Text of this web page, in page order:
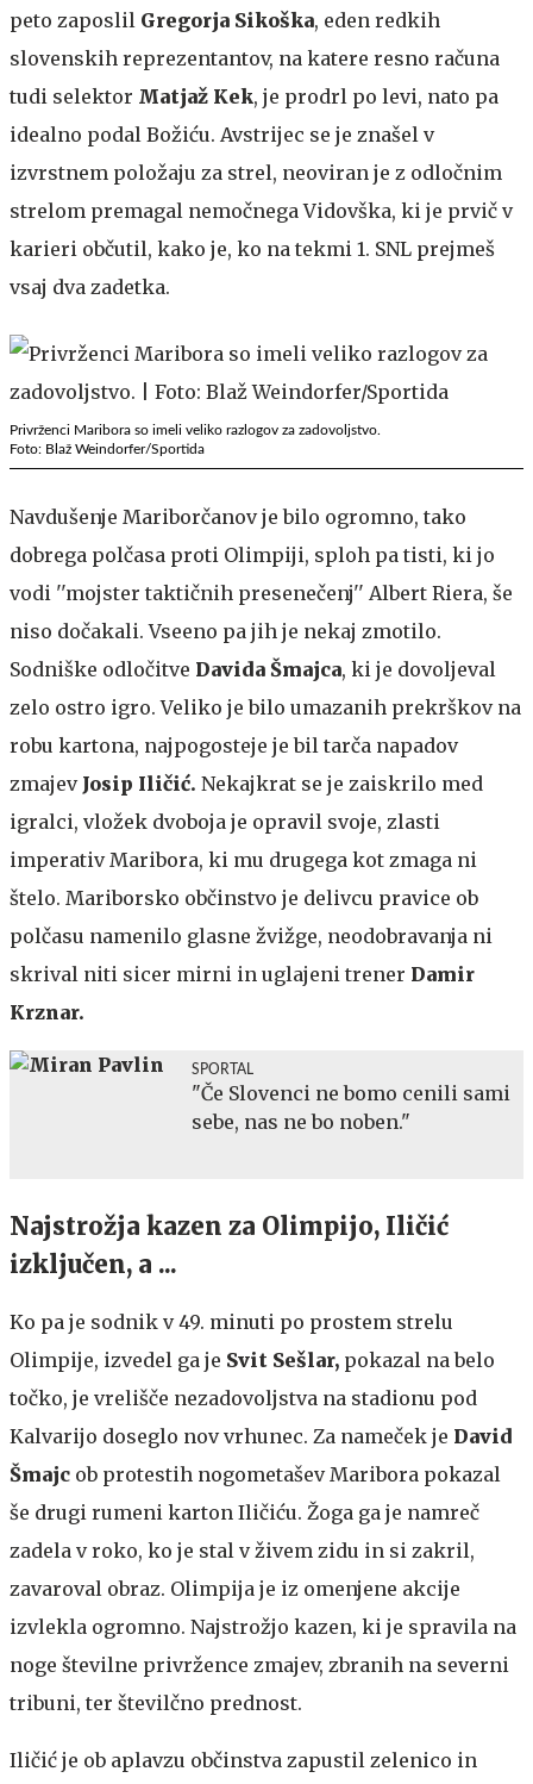
peto zaposlil Gregorja Sikoška, eden redkih
slovenskih reprezentantov, na katere resno računa
tudi selektor Matjaž Kek, je prodrl po levi, nato pa
idealno podal Božiću. Avstrijec se je znašel v
izvrstnem položaju za strel, neoviran je z odločnim
strelom premagal nemočnega Vidovška, ki je prvič v
karieri občutil, kako je, ko na tekmi 1. SNL prejmeš
vsaj dva zadetka.
Privrženci Maribora so imeli veliko razlogov za zadovoljstvo.
Foto: Blaž Weindorfer/Sportida
Navdušenje Mariborčanov je bilo ogromno, tako
dobrega polčasa proti Olimpiji, sploh pa tisti, ki jo
vodi ''mojster taktičnih presenečenj'' Albert Riera, še
niso dočakali. Vseeno pa jih je nekaj zmotilo.
Sodniške odločitve Davida Šmajca, ki je dovoljeval
zelo ostro igro. Veliko je bilo umazanih prekrškov na
robu kartona, najpogosteje je bil tarča napadov
zmajev Josip Iličić. Nekajkrat se je zaiskrilo med
igralci, vložek dvoboja je opravil svoje, zlasti
imperativ Maribora, ki mu drugega kot zmaga ni
štelo. Mariborsko občinstvo je delivcu pravice ob
polčasu namenilo glasne žvižge, neodobravanja ni
skrival niti sicer mirni in uglajeni trener Damir
Krznar.
SPORTAL
"Če Slovenci ne bomo cenili sami
sebe, nas ne bo noben."
Najstrožja kazen za Olimpijo, Iličić
izključen, a ...
Ko pa je sodnik v 49. minuti po prostem strelu
Olimpije, izvedel ga je Svit Sešlar, pokazal na belo
točko, je vrelišče nezadovoljstva na stadionu pod
Kalvarijo doseglo nov vrhunec. Za nameček je David
Šmajc ob protestih nogometašev Maribora pokazal
še drugi rumeni karton Iličiću. Žoga ga je namreč
zadela v roko, ko je stal v živem zidu in si zakril,
zavaroval obraz. Olimpija je iz omenjene akcije
izvlekla ogromno. Najstrožjo kazen, ki je spravila na
noge številne privržence zmajev, zbranih na severni
tribuni, ter številčno prednost.
Iličić je ob aplavzu občinstva zapustil zelenico in